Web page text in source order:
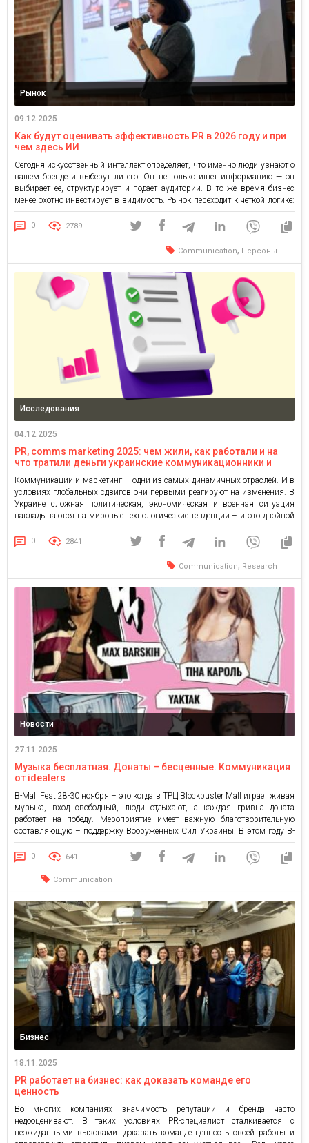
Рынок
09.12.2025
Как будут оценивать эффективность PR в 2026 году и при
чем здесь ИИ
Сегодня искусственный интеллект определяет, что именно люди узнают о
вашем бренде и выберут ли его. Он не только ищет информацию — он
выбирает ее, структурирует и подает аудитории. В то же время бизнес
менее охотно инвестирует в видимость. Рынок переходит к четкой логике:
PR должен доказывать свое влияние, а не активность. Именно поэтому в
мире […]
0 2789
Communication, Персоны
Исследования
04.12.2025
PR, comms marketing 2025: чем жили, как работали и на
что тратили деньги украинские коммуникационники и
Коммуникации и маркетинг – одни из самых динамичных отраслей. И в
условиях глобальных сдвигов они первыми реагируют на изменения. В
Украине сложная политическая, экономическая и военная ситуация
накладываются на мировые технологические тенденции – и это двойной
вызов для украинских специалистов этой сферы. Как живется
коммуникационщикам и маркетологам в 2025-м? С какими бюджетами
0 2841
Communication, Research
Новости
27.11.2025
Музыка бесплатная. Донаты – бесценные. Коммуникация
от idealers
B-Mall Fest 28-30 ноября – это когда в ТРЦ Blockbuster Mall играет живая
музыка, вход свободный, люди отдыхают, а каждая гривна доната
работает на победу. Мероприятие имеет важную благотворительную
составляющую – поддержку Вооруженных Сил Украины. В этом году B-
Mall Fest поддерживает сбор «Рой мести» Благотворительного фонда
Сергея Притулы и Благотворительный фонд Руслана Шостака, который
0 641
Communication
Бизнес
18.11.2025
PR работает на бизнес: как доказать команде его
ценность
Во многих компаниях значимость репутации и бренда часто
недооценивают. В таких условиях PR-специалист сталкивается с
неожиданными вызовами: доказать команде ценность своей работы и